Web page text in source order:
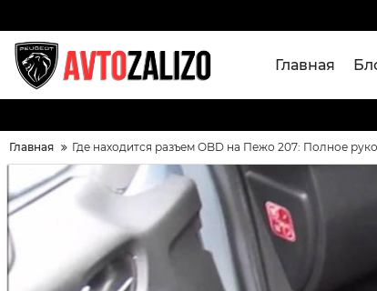
Главная
Главная Где находится разъем OBD на Пежо 207: Полное